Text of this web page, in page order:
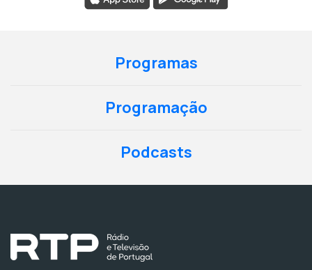
Programas
Programação
Podcasts